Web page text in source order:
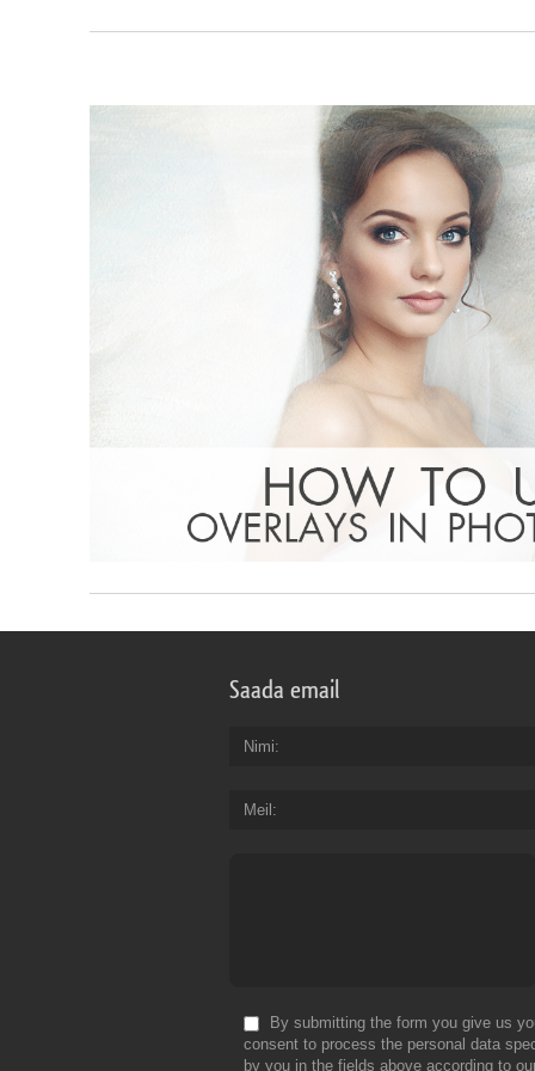
Saada email
Nimi
Meil
By submitting the form you give us
consent to process the personal data
by you in the fields above according to